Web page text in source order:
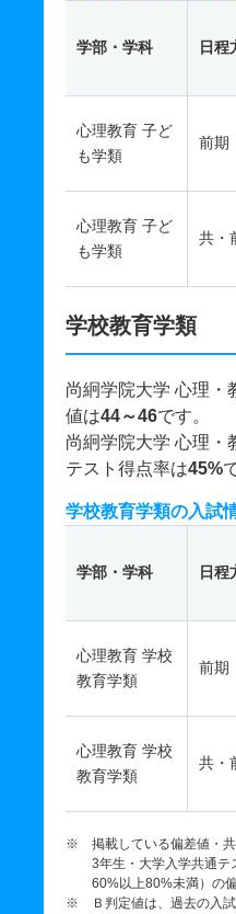
学部・学科 日程
心理教育 子ど
も学類
前期
心理教育 子ど
も学類
共・
学校教育学類
尚絅学院大学 心理・
値は44～46です。
尚絅学院大学 心理・
テスト得点率は45%
学校教育学類の入試
学部・学科 日程
心理教育 学校
教育学類
前期
心理教育 学校
教育学類
共・
※ 掲載している偏差値・共
3年生・大学入学共通テ
60%以上80%未満）の
※ Ｂ判定値は、過去の入試